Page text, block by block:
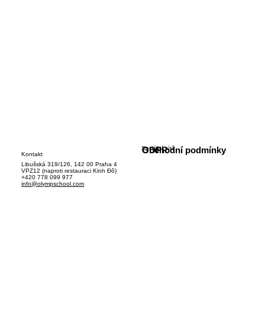
Sociální sítě
GDPR
Obchodní podmínky
Kontakt
Libušská 319/126, 142 00 Praha 4
VPZ12 (naproti restauraci Kinh Đô)
+420 778 099 977
info@olympschool.com